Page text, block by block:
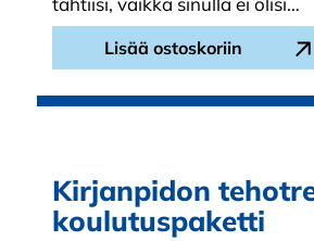
Lisää ostoskoriin
Kirjanpidon
koulutuspaketti